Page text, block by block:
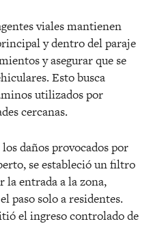
viales mantienen
y dentro del paraje
y asegurar que se
Esto busca
utilizados por
cercanas.
daños provocados por
se estableció un filtro
la entrada a la zona,
paso solo a residentes.
el ingreso controlado de